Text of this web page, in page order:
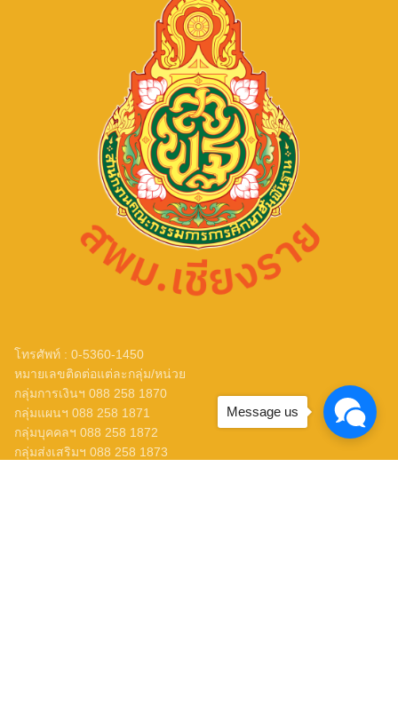
โทรศัพท์ : 0-5360-1450
หมายเลขติดต่อแต่ละกลุ่ม/หน่วย
กลุ่มการเงินฯ 088 258 1870
กลุ่มแผนฯ 088 258 1871
กลุ่มบุคคลฯ 088 258 1872
กลุ่มส่งเสริมฯ 088 258 1873
Message us